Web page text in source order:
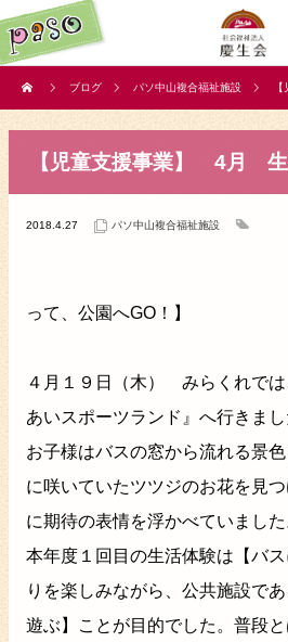
ブログ パソ中山複合福祉施設
【児童支援事業】 4月
2018.4.27 パソ中山複合福祉施設
【バ
って、公園へGO！】
４月１９日（木） みらくれで
あいスポーツランド』へ行きまし
お子様はバスの窓から流れる景
に咲いていたツツジのお花を見
に期待の表情を浮かべていました
本年度１回目の生活体験は【バ
りを楽しみながら、公共施設で
遊ぶ】ことが目的でした。普段